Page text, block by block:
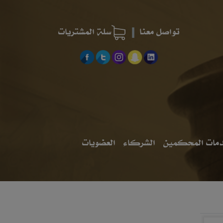
تواصل معنا سلة المشتريات
المحكمين الشركاء العضويات